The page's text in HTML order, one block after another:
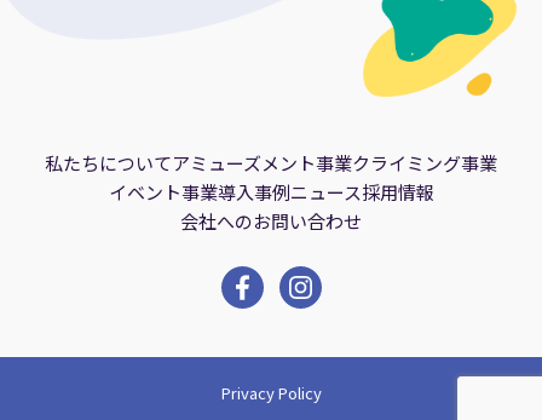
私たちについてアミューズメント事業クライミング事業
イベント事業導入事例ニュース採用情報
会社へのお問い合わせ
Privacy Policy